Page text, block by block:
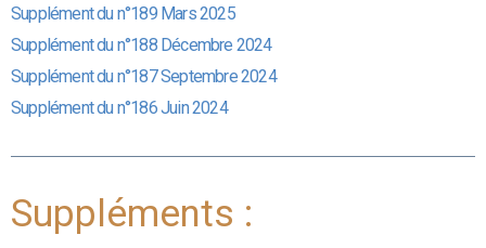
Supplément du n°189 Mars 2025
Supplément du n°188 Décembre 2024
Supplément du n°187 Septembre 2024
Supplément du n°186 Juin 2024
Suppléments :